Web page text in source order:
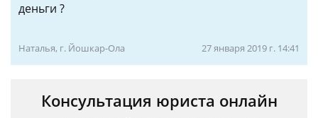
деньги ?
Наталья, г. Йошкар-Ола 27 января 2019 г. 14:41
Консультация юриста онлайн